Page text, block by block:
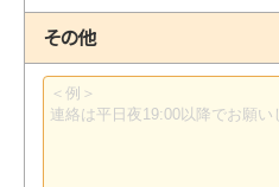
その他